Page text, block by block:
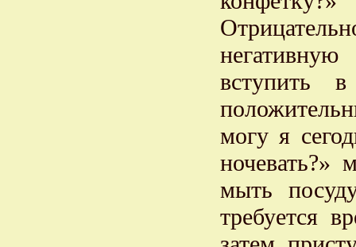
вступить
могу я
ночевать?»
мыть
требуется